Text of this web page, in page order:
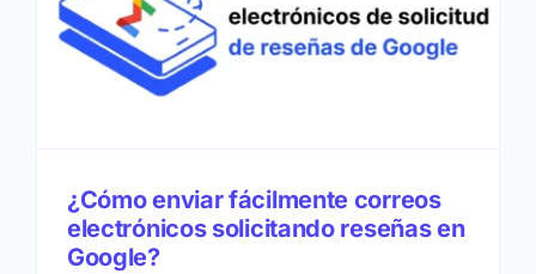
¿Cómo enviar fácilmente correos
electrónicos solicitando reseñas en
Google?